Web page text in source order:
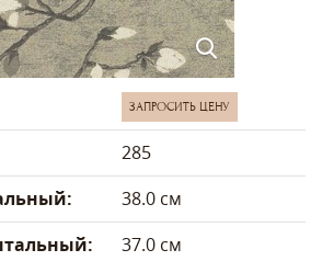
ЗАПРОСИТЬ ЦЕНУ
285
38.0 см
37.0 см